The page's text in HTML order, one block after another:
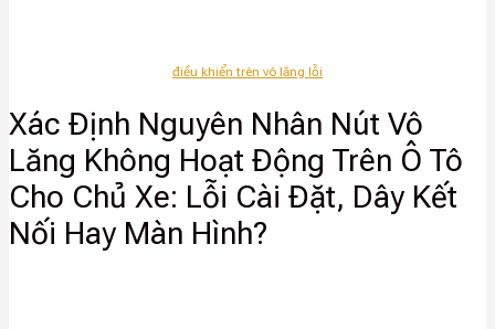
điều khiển trên vô lăng lỗi
Xác Định Nguyên Nhân Nút Vô
Lăng Không Hoạt Động Trên Ô Tô
Cho Chủ Xe: Lỗi Cài Đặt, Dây Kết
Nối Hay Màn Hình?